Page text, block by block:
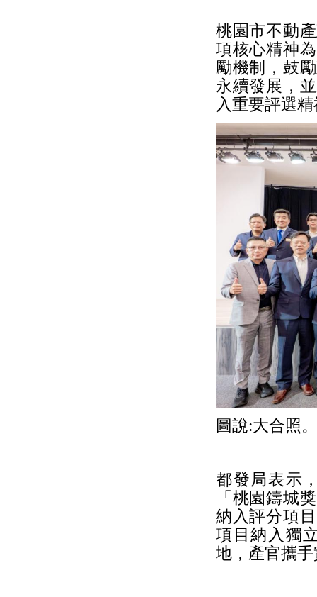
桃園市不動
項核心精神
勵機制，鼓
永續發展，
入重要評選
圖說:大合照
都發局表示
「桃園鑄城
納入評分項
項目納入獨
地，產官攜